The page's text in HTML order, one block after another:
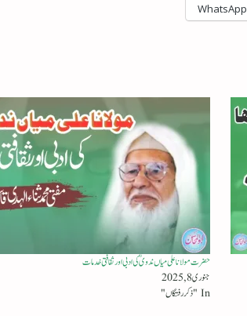
WhatsApp
حضرت مولانا علی میاں ندویؒ کی ادبی اور ثقافتی خدمات
جنوری 8, 2025
In "ذکر رفتگاں"